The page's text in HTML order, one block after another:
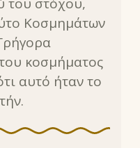
Κοσμημάτων
κοσμήματος
αυτό ήταν το